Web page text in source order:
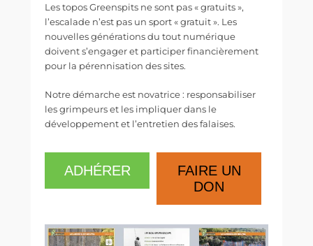
Les topos Greenspits ne sont pas « gratuits »,
l’escalade n’est pas un sport « gratuit ». Les
nouvelles générations du tout numérique
doivent s’engager et participer financièrement
pour la pérennisation des sites.
Notre démarche est novatrice : responsabiliser
les grimpeurs et les impliquer dans le
développement et l’entretien des falaises.
ADHÉRER
FAIRE UN
DON